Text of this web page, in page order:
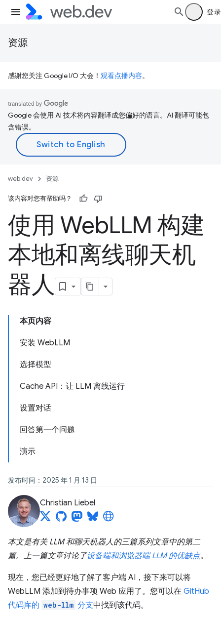
登录
资源
感谢您关注 Google I/O 大会！ 观看点播内容。
Google 会使用 AI 技术将内容翻译成您偏好的语言。AI 翻译可能包
含错误。
web.dev 资源
该内容对您有帮助吗？
使用 WebLLM 构建
本地和离线聊天机
器人
本页内容
安装 WebLLM
选择模型
Cache API：让 LLM 离线运行
设置对话
回答第一个问题
演示
发布时间：2025 年 1 月 13 日
Christian Liebel
本文是有关 LLM 和聊天机器人的三篇系列文章中的第二
篇。上一篇文章讨论了设备端和浏览器端 LLM 的优缺点。
现在，您已经更好地了解了客户端 AI，接下来可以将
WebLLM 添加到待办事项 Web 应用了。您可以在 GitHub
代码库的 web-llm 分支中找到该代码。